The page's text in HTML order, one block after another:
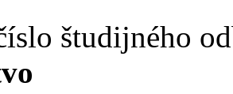
študijného